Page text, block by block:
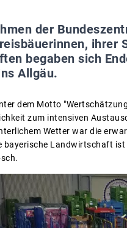
der
ihrer
begaben sich
Allgäu.
dem Motto
zum intensiven
Wetter war die
bayerische Landwirtschaft